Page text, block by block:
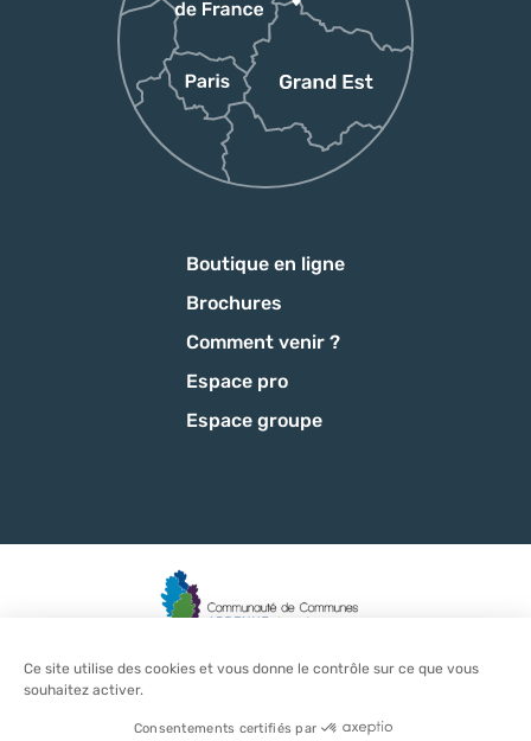
Boutique en ligne
Brochures
Comment venir ?
Espace pro
Espace groupe
Mentions légales - Politique de confidentialité - CGU - CGV -
Plan du site - Éditer mes cookies
Ce site est protégé par reCAPTCHA. Les
règles de confidentialité
Ce site utilise des cookies et vous donne le contrôle sur ce que vous
souhaitez activer.
Consentements certifiés par